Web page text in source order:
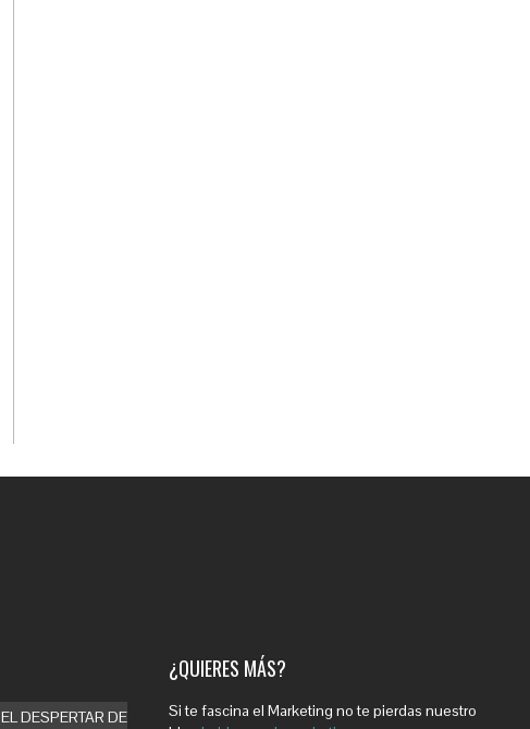
EL DESPERTAR DE
¿QUIERES MÁS?
Si te fascina el Marketing no te pierdas nuestro